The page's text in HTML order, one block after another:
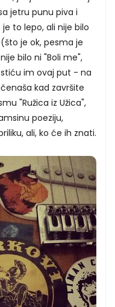
jetru punu piva i
to lepo, ali nije bilo
je ok, pesma je
bilo ni "Boli me",
im ovaj put - na
kad završite
"Ružica iz Užica",
poeziju,
ali, ko će ih znati.